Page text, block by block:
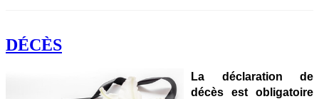
DÉCÈS
La déclaration de
décès est obligatoire